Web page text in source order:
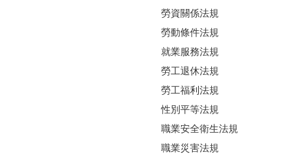
勞資關係法規
勞動條件法規
就業服務法規
勞工退休法規
勞工福利法規
性別平等法規
職業安全衛生法規
職業災害法規